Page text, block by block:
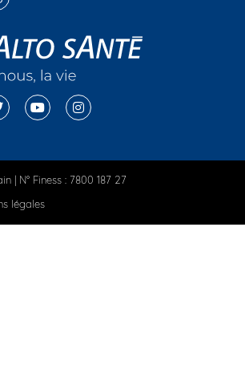
| N° Finess : 7800 187 27
légales